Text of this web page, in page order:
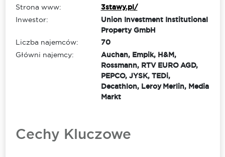
Strona www:
3stawy.pl/
Inwestor:
Union Investment Institutional
Property GmbH
Liczba najemców:
70
Główni najemcy:
Auchan, Empik, H&M,
Rossmann, RTV EURO AGD,
PEPCO, JYSK, TEDi,
Decathlon, Leroy Merlin, Media
Markt
Cechy Kluczowe